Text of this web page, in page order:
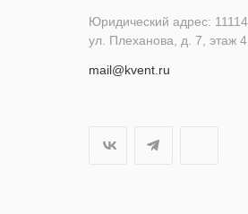
Юридический адрес:
ул. Плеханова, д. 7, этаж
mail@kvent.ru